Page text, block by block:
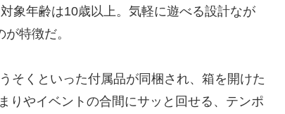
象年齢は10歳以上。気軽に遊べる設計なが
特徴だ。
そくといった付属品が同梱され、箱を開けた
りやイベントの合間にサッと回せる、テンポ